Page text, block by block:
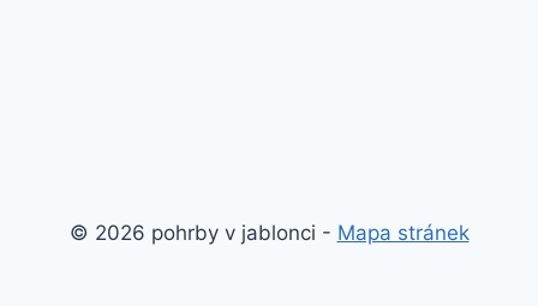
© 2026 pohrby v jablonci - Mapa stránek